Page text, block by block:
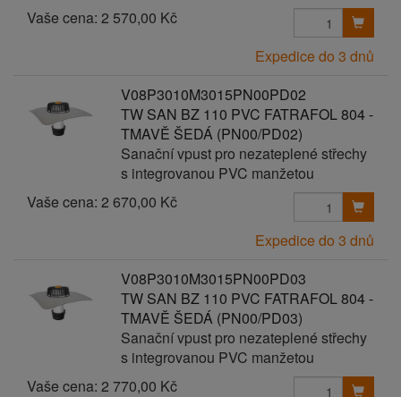
Vaše cena: 2 570,00 Kč
Expedice do 3 dnů
V08P3010M3015PN00PD02
TW SAN BZ 110 PVC FATRAFOL 804 -
TMAVĚ ŠEDÁ (PN00/PD02)
Sanační vpust pro nezateplené střechy
s integrovanou PVC manžetou
Vaše cena: 2 670,00 Kč
Expedice do 3 dnů
V08P3010M3015PN00PD03
TW SAN BZ 110 PVC FATRAFOL 804 -
TMAVĚ ŠEDÁ (PN00/PD03)
Sanační vpust pro nezateplené střechy
s integrovanou PVC manžetou
Vaše cena: 2 770,00 Kč